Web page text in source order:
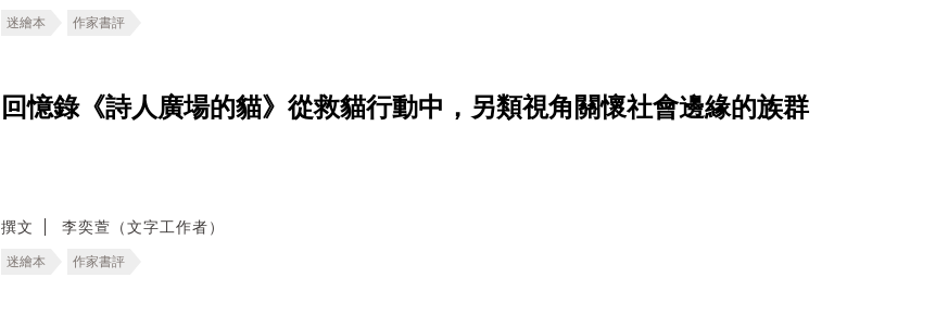
迷繪本 作家書評
回憶錄《詩人廣場的貓》從救貓行動中，另類視角關懷社會邊緣的族群
撰文 李奕萱（文字工作者）
迷繪本 作家書評